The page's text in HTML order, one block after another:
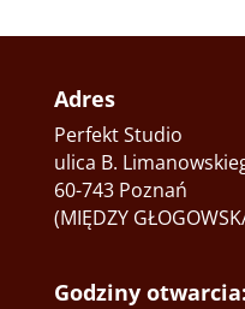
Adres
Perfekt Studio
ulica B.
60-743 Poznań
(MIĘDZY
Godziny otwarcia: